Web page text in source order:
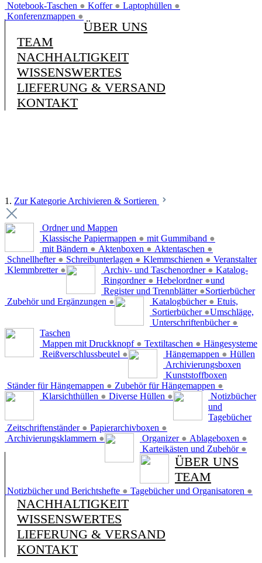
Notebook-Taschen ● Koffer ● Laptophüllen ●
Konferenzmappen ●
ÜBER UNS
TEAM
NACHHALTIGKEIT
WISSENSWERTES
LIEFERUNG & VERSAND
KONTAKT
1. Zur Kategorie Archivieren & Sortieren
Ordner und Mappen
Klassische Papiermappen ● mit Gummiband ●
mit Bändern ● Aktenboxen ● Aktentaschen ●
Schnellhefter ● Schreibunterlagen ● Klemmschienen ●
Klemmbretter ●
Veranstalter
Archiv- und Taschenordner ●
Ringordner ● Hebelordner ●
Register und Trennblätter ●
Zubehör und Ergänzungen ●
Katalog-
und
Sortierbücher
Katalogbücher ●
Sortierbücher ●
Unterschriftenbücher ●
Etuis,
Umschläge,
Taschen
Mappen mit Druckknopf ● Textiltaschen ●
Reißverschlussbeutel ●
Hängesysteme
Hängemappen ●
Ständer für Hängemappen ● Zubehör für Hängemappen ●
Hüllen
Klarsichthüllen ● Diverse Hüllen ●
Archivierungsboxen
Zeitschriftenständer ● Papierarchivboxen ●
Archivierungsklammern ●
Kunststoffboxen
Organizer ● Ablageboxen ●
Karteikästen und Zubehör ●
Notizbücher
und
Tagebücher
Notizbücher und Berichtshefte ● Tagebücher und Organisatoren ●
ÜBER UNS
TEAM
NACHHALTIGKEIT
WISSENSWERTES
LIEFERUNG & VERSAND
KONTAKT